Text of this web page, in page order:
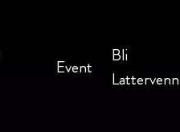
Event
Bli
Lattervenn